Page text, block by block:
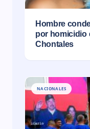
Hombre
por homicidio
Chontales
NACIONALES